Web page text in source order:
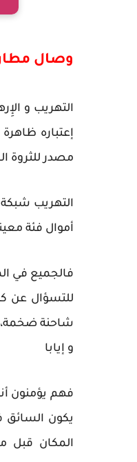
وصال
التهريب و
إعتباره
مصدر للثروة
التهريب
أموال فئة
فالجميع في
و إيابا
فهم يؤمنون
يكون السائق
المكان قبل